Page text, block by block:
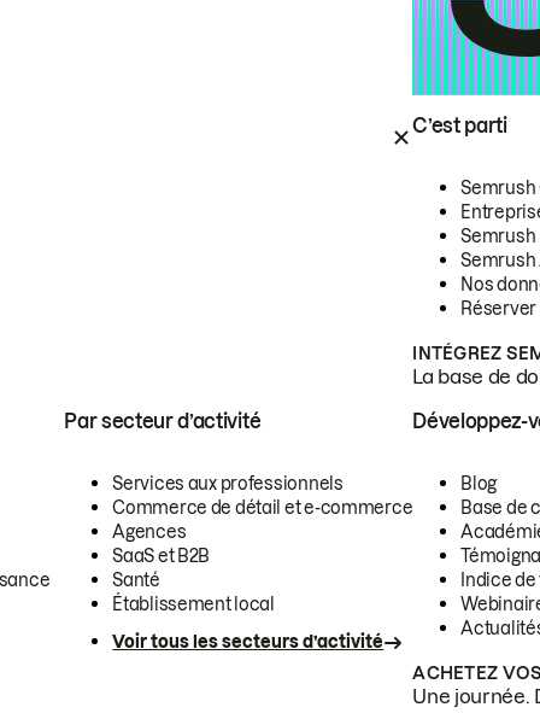
C’est parti
Semrush
Semrush
Semrush
Nos
INTÉGREZ
La base de
Par secteur d’activité
Services aux professionnels
Commerce de détail et e-commerce
Agences
SaaS et B2B
Santé
Établissement local
Voir tous les secteurs d’activité
Développez-
Blog
Base de
Indice
ACHETEZ
Une journée.